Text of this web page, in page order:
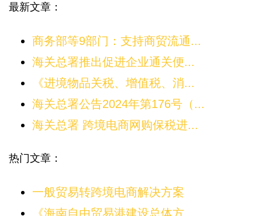
最新文章：
商务部等9部门：支持商贸流通...
海关总署推出促进企业通关便...
《进境物品关税、增值税、消...
海关总署公告2024年第176号（...
海关总署 跨境电商网购保税进...
热门文章：
一般贸易转跨境电商解决方案
《海南自由贸易港建设总体方...